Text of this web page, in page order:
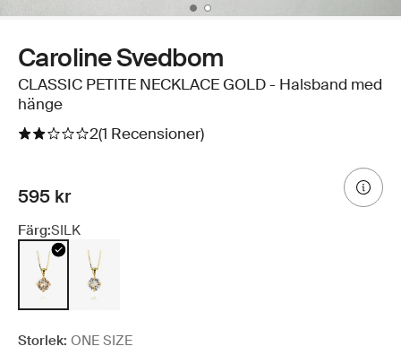
Caroline Svedbom
CLASSIC PETITE NECKLACE GOLD - Halsband med
hänge
2(1 Recensioner)
595 kr
Färg:SILK
Storlek: ONE SIZE